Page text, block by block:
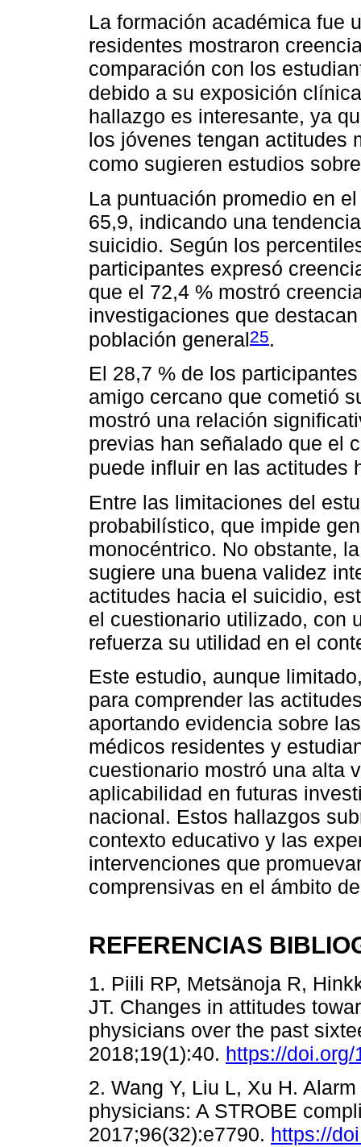
La formación académica fue
residentes mostraron
comparación con los
debido a su exposición
hallazgo es interesante, ya
los jóvenes tengan actitudes
como sugieren estudios
La puntuación promedio en
65,9, indicando una
suicidio. Según los
participantes expresó
que el 72,4 % mostró
investigaciones que
población general25.
El 28,7 % de los
amigo cercano que cometió
mostró una relación
previas han señalado que el
puede influir en las actitudes
Entre las limitaciones del
probabilístico, que impide
monocéntrico. No obstante,
sugiere una buena validez
actitudes hacia el suicidio,
el cuestionario utilizado, con
refuerza su utilidad en el
Este estudio, aunque
para comprender las
aportando evidencia sobre
médicos residentes y
cuestionario mostró una alta
aplicabilidad en futuras
nacional. Estos hallazgos
contexto educativo y las
intervenciones que
comprensivas en el ámbito
REFERENCIAS
1. Piili RP, Metsänoja R,
JT. Changes in attitudes
physicians over the past
2018;19(1):40. https://
2. Wang Y, Liu L, Xu H.
physicians: A STROBE
2017;96(32):e7790. https://